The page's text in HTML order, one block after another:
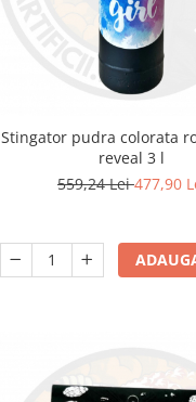
Stingator pudra colorata
reveal 3 l
559,24 Lei477,90